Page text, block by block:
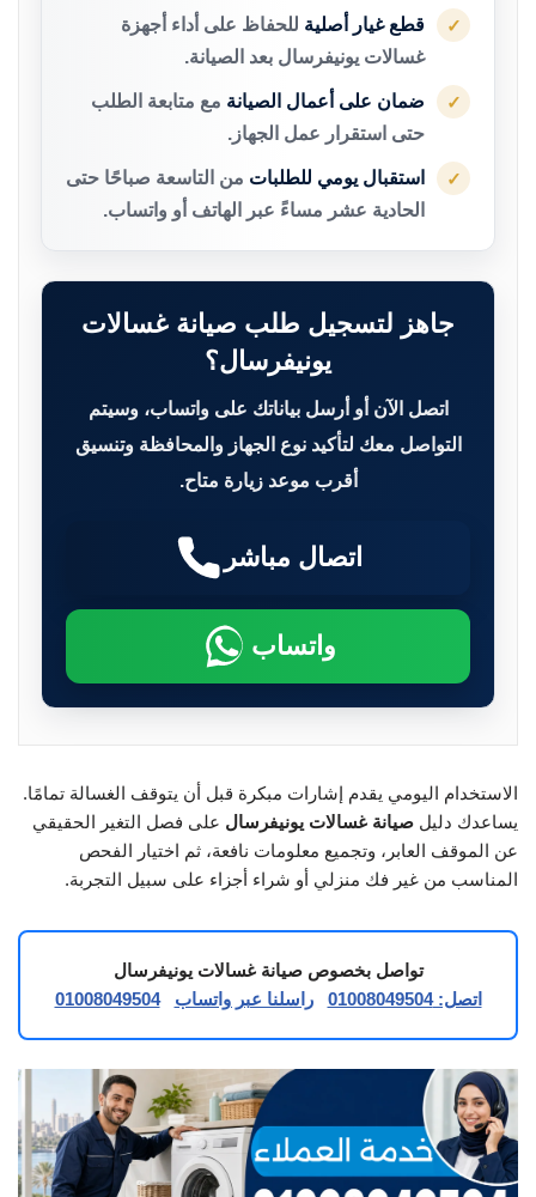
✓ قطع غيار أصلية للحفاظ على أداء أجهزة
غسالات يونيفرسال بعد الصيانة.
✓ ضمان على أعمال الصيانة مع متابعة الطلب
حتى استقرار عمل الجهاز.
✓ استقبال يومي للطلبات من التاسعة صباحًا حتى
الحادية عشر مساءً عبر الهاتف أو واتساب.
جاهز لتسجيل طلب صيانة غسالات
يونيفرسال؟
اتصل الآن أو أرسل بياناتك على واتساب، وسيتم
التواصل معك لتأكيد نوع الجهاز والمحافظة وتنسيق
أقرب موعد زيارة متاح.
اتصال مباشر
واتساب
الاستخدام اليومي يقدم إشارات مبكرة قبل أن يتوقف الغسالة تمامًا.
يساعدك دليل صيانة غسالات يونيفرسال على فصل التغير الحقيقي
عن الموقف العابر، وتجميع معلومات نافعة، ثم اختيار الفحص
المناسب من غير فك منزلي أو شراء أجزاء على سبيل التجربة.
تواصل بخصوص صيانة غسالات يونيفرسال
اتصل: 01008049504
راسلنا عبر واتساب 01008049504